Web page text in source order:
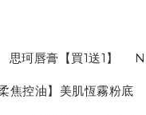
思珂唇膏【買1送1】
柔焦控油】美肌恆霧粉底